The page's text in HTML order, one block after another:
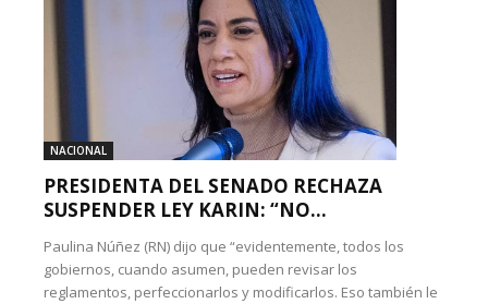
NACIONAL
PRESIDENTA DEL SENADO RECHAZA
SUSPENDER LEY KARIN: “NO...
Paulina Núñez (RN) dijo que “evidentemente, todos los
gobiernos, cuando asumen, pueden revisar los
reglamentos, perfeccionarlos y modificarlos. Eso también le